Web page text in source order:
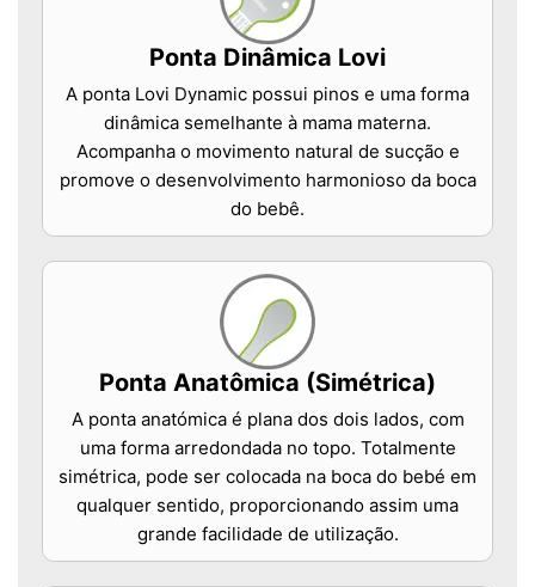
Ponta Dinâmica Lovi
A ponta Lovi Dynamic possui pinos e uma forma
dinâmica semelhante à mama materna.
Acompanha o movimento natural de sucção e
promove o desenvolvimento harmonioso da boca
do bebê.
Ponta Anatômica (Simétrica)
A ponta anatómica é plana dos dois lados, com
uma forma arredondada no topo. Totalmente
simétrica, pode ser colocada na boca do bebé em
qualquer sentido, proporcionando assim uma
grande facilidade de utilização.